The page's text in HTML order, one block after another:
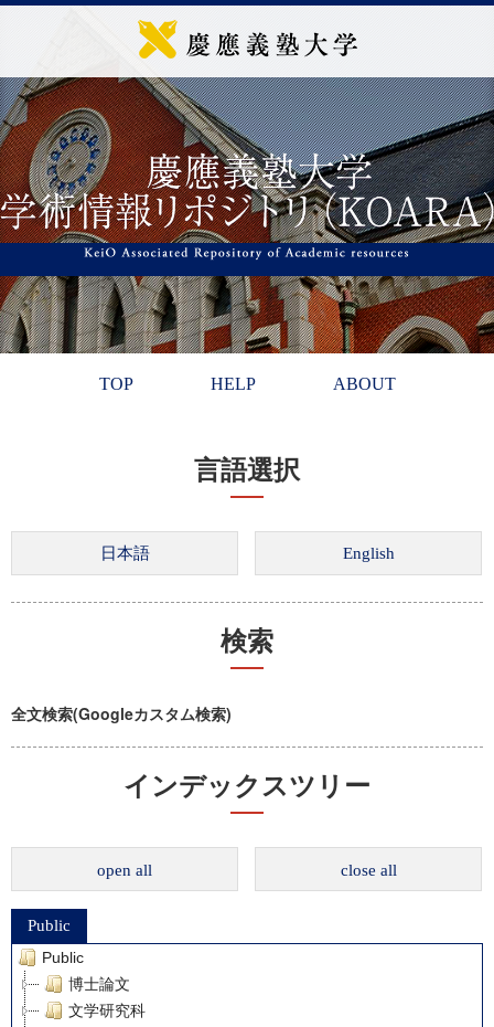
TOP HELP ABOUT
言語選択
検索
全文検索(Googleカスタム検索)
インデックスツリー
open all close all
Public
Public
博士論文
文学研究科